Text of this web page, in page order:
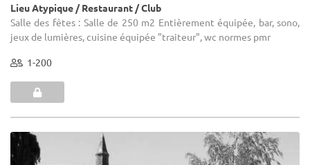
Lieu Atypique / Restaurant / Club
Salle des fêtes : Salle de 250 m2 Entièrement équipée, bar, sono,
jeux de lumières, cuisine équipée "traiteur", wc normes pmr
1-200